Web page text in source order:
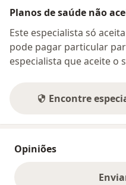
Planos de saúde não
Este especialista só
pode pagar particular
especialista que aceite o
Encontre
Opiniões